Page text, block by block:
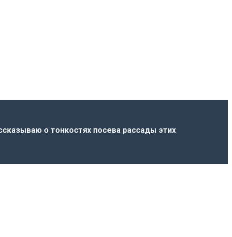
о тонкостях посева рассады этих